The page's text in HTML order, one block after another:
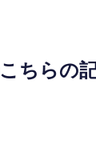
こちらの